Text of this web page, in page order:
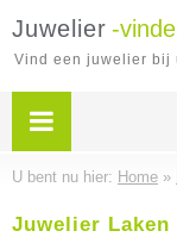
Juwelier -
Vind een juwelier bij
U bent nu hier: Home »
Juwelier Laken